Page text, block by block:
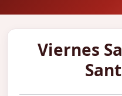
Viernes